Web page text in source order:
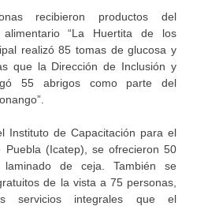
recibieron productos del
“La Huertita de los
realizó 85 tomas de glucosa y
que la Dirección de Inclusión y
55 abrigos como parte del
Instituto de Capacitación para el
Puebla (Icatep), se ofrecieron 50
de ceja. También se
de la vista a 75 personas,
servicios integrales que el